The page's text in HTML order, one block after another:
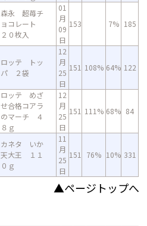
森永 超苺チ
ョコレート
２０枚入
01
月
09
日
153 7% 185
ロッテ トッ
パ ２袋
12
月
25
日
151 108% 64% 122
ロッテ めざ
せ合格コアラ
のマーチ ４
８ｇ
12
月
25
日
151 111% 68% 84
カネタ いか
天大王 １１
０ｇ
11
月
25
日
151 76% 10% 331
▲ページトップへ